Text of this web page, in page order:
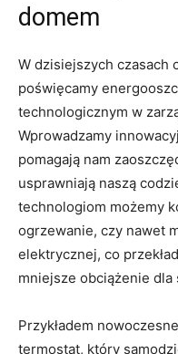
domem
W dzisiejszych ⁤czasach
poświęcamy
technologicznym w
‍Wprowadzamy
pomagają nam
usprawniają naszą
technologiom możemy
ogrzewanie, czy nawet
elektrycznej, co
mniejsze obciążenie dla⁢
Przykładem
‌termostat, ⁢który